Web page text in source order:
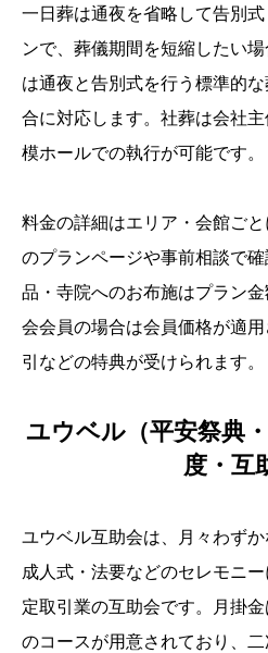
一日葬は通夜を省略して告別
ンで、葬儀期間を短縮したい
は通夜と告別式を行う標準的
合に対応します。社葬は会社
模ホールでの執行が可能です。
料金の詳細はエリア・会館ご
のプランページや事前相談で
品・寺院へのお布施はプラン
会会員の場合は会員価格が適
引などの特典が受けられます。
ユウベル（平安祭典
度・互
ユウベル互助会は、月々わず
成人式・法要などのセレモニ
定取引業の互助会です。月掛
のコースが用意されており、